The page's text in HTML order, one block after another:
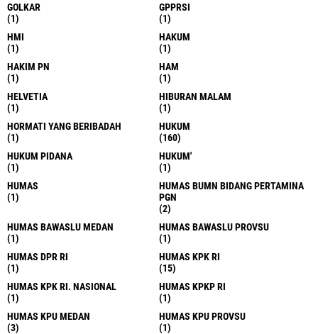
GOLKAR
(1)
GPPRSI
(1)
HMI
(1)
HAKUM
(1)
HAKIM PN
(1)
HAM
(1)
HELVETIA
(1)
HIBURAN MALAM
(1)
HORMATI YANG BERIBADAH
(1)
HUKUM
(160)
HUKUM PIDANA
(1)
HUKUM'
(1)
HUMAS
(1)
HUMAS BUMN BIDANG PERTAMINA
PGN
(2)
HUMAS BAWASLU MEDAN
(1)
HUMAS BAWASLU PROVSU
(1)
HUMAS DPR RI
(1)
HUMAS KPK RI
(15)
HUMAS KPK RI. NASIONAL
(1)
HUMAS KPKP RI
(1)
HUMAS KPU MEDAN
(3)
HUMAS KPU PROVSU
(1)